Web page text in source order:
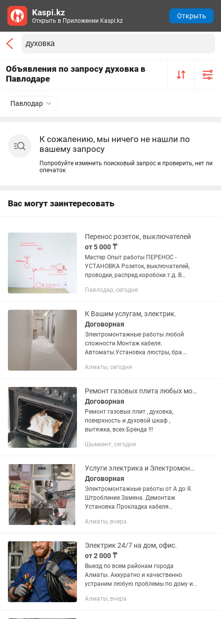
Объявления по запросу духовка в
Павлодаре
Павлодар
К сожалению, мы ничего не нашли по
вашему запросу
Попробуйте изменить поисковый запрос и проверить, нет ли
опечаток
Вас могут заинтересовать
Перенос розеток, выключателей
от 5 000 ₸
Мастер Опыт работы ПЕРЕНОС -
УСТАНОВКА Розеток, выключателей,
проводки, распред.коробоки.т.д. В
кухон.гарнитур. Прокладка кабеля для
Павлодар, сегодня
К Вашим услугам, электрик.
Договорная
Электромонтажные работы любой
сложности.Монтаж кабеля.
Автоматы.Установка люстры, бра.
микроволновки, духовки. И многое
Алматы, сегодня
Ремонт газовых плита любых модификации и марлқ
Договорная
Ремонт газовых плит , духовка,
поверхность и духовой шкаф ,
вытяжка, всех Бренда !!!
Шымкент, сегодня
Услуги электрика и Электромонтажника
Договорная
Электромонтажные работы от А до Я.
Штробление Замена. Демонтаж
Установка Прокладка кабеля
опытом работы беру как малые так и
Алматы, вчера
Электрик 24/7 на дом, офис.
от 2 000 ₸
Выезд по всем районам города
Алматы. Аккуратно и качественно
устраним любую проблемы по дому и
не забудьте добавить в избранное
Алматы, вчера
Kaspi.kz
Открыть в Приложении Kaspi.kz
Открыть